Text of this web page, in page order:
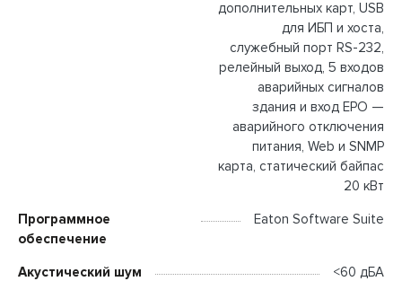
дополнительных карт, USB
для ИБП и хоста,
служебный порт RS-232,
релейный выход, 5 входов
аварийных сигналов
здания и вход ЕРО —
аварийного отключения
питания, Web и SNMP
карта, статический байпас
20 кВт
Программное
обеспечение
Eaton Software Suite
Акустический шум <60 дБА